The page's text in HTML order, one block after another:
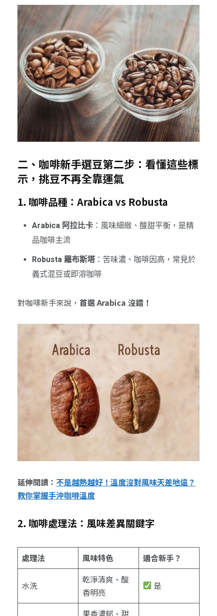
二、咖啡新手選豆第二步：看懂這些標
示，挑豆不再全靠運氣
1. 咖啡品種：Arabica vs Robusta
Arabica 阿拉比卡：風味細緻、酸甜平衡，是精
品咖啡主流
Robusta 羅布斯塔：苦味濃、咖啡因高，常見於
義式混豆或即溶咖啡
對咖啡新手來說， 首選 Arabica 沒錯！
延伸閱讀： 不是越熱越好！溫度沒對風味天差地遠？
教你掌握手沖咖啡溫度
2. 咖啡處理法：風味差異關鍵字
處理法 風味特色 適合新手？
水洗
乾淨清爽、酸
香明亮
是
果香濃郁、甜